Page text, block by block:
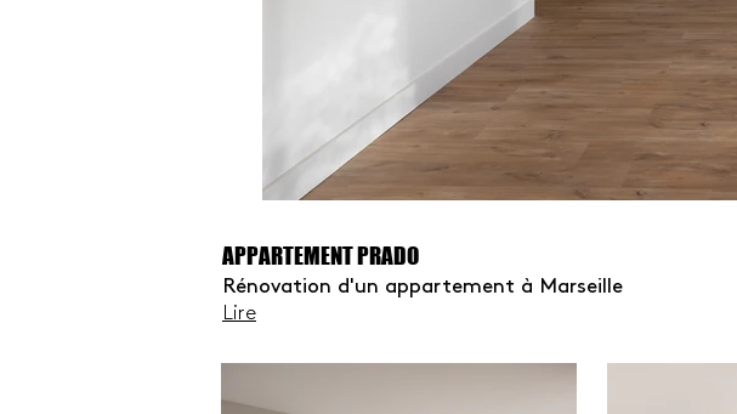
APPARTEMENT PRADO
Rénovation d'un appartement à Marseille
Lire